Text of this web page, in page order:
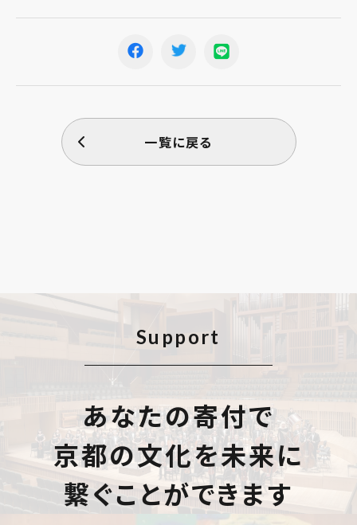
一覧に戻る
Support
あなたの寄付で
京都の文化を未来に
繋ぐことができます